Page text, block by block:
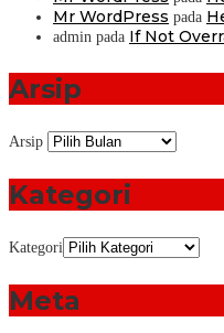
Mr WordPress pada
admin pada If Not
Arsip
Arsip
Kategori
Kategori
Meta